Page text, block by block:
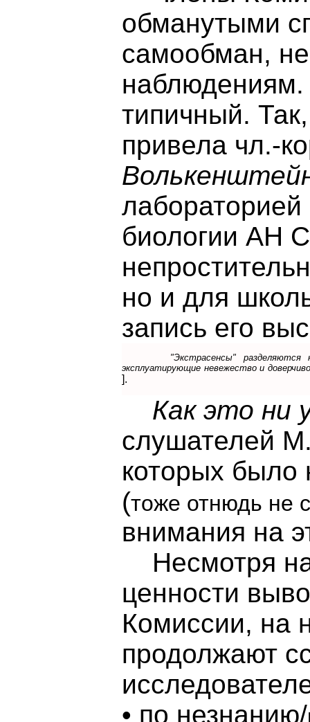
обманутыми
самообман,
типичный.
привела чл.-
биологии АН
но и для
запись его
"Экстрасенсы"
эксплуатирующие невежество и
].
Как это ни
слушателей
которых было
(тоже отнюдь не
внимания на
Несмотря на
ценности
Комиссии, на
продолжают
• по незнанию/